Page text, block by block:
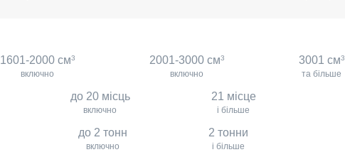
1601-2000 см3
включно
2001-3000 см3
включно
3001 см3
та більше
до 20 місць
включно
21 місце
і більше
до 2 тонн
включно
2 тонни
і більше